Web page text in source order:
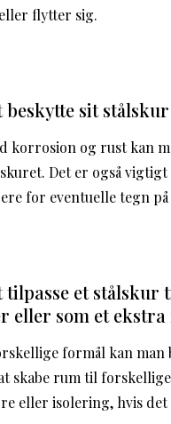
flytter sig.
sit
korrosion og rust kan
Det er også
for eventuelle tegn
tilpasse et
eller som et
formål kan
skabe rum til
eller isolering, hvis